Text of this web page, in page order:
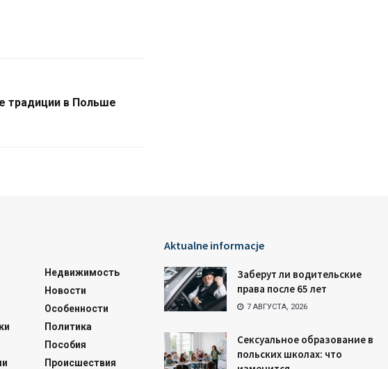
традиции в Польше
Недвижимость
Новости
Особенности
Политика
Пособия
Происшествия
Aktualne informacje
Заберут ли водительские
права после 65 лет
7 АВГУСТА, 2026
Сексуальное образование в
польских школах: что